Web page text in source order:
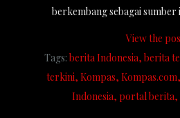
berkembang sebagai
View the
Tags: berita Indonesia berita
terkini Kompas Kompas.com
Indonesia portal berita